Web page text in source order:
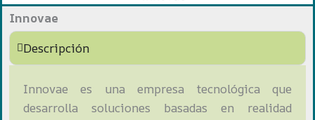
Innovae
Descripción
Innovae es una empresa tecnológica que
desarrolla soluciones basadas en realidad